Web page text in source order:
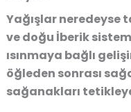
Yağışlar neredeyse
ve doğu İberik
ısınmaya bağlı
öğleden sonrası
sağanakları